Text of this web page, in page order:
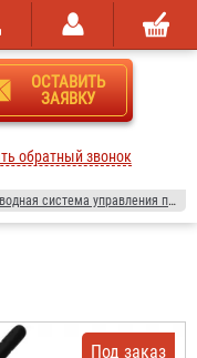
ОСТАВИТЬ
ЗАЯВКУ
обратный звонок
Беспроводная система управления пожаротушением "Гарант-Р"
Под заказ